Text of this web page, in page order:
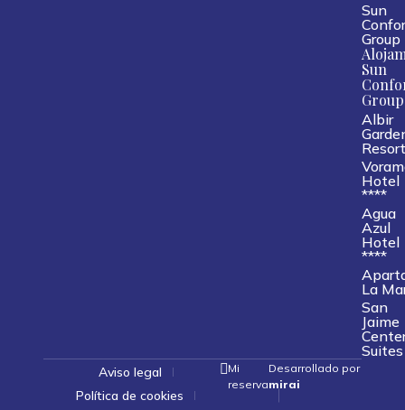
Sun
Group
Sun
Group
Albir
Resort
Hotel
****
Agua
Azul
Hotel
****
La
San
Jaime
Suites
Aviso legal
Política de cookies
Mi
reserva
Desarrollado por
mirai